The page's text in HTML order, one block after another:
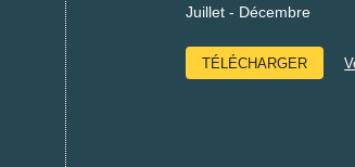
Juillet - Décembre
TÉLÉCHARGER